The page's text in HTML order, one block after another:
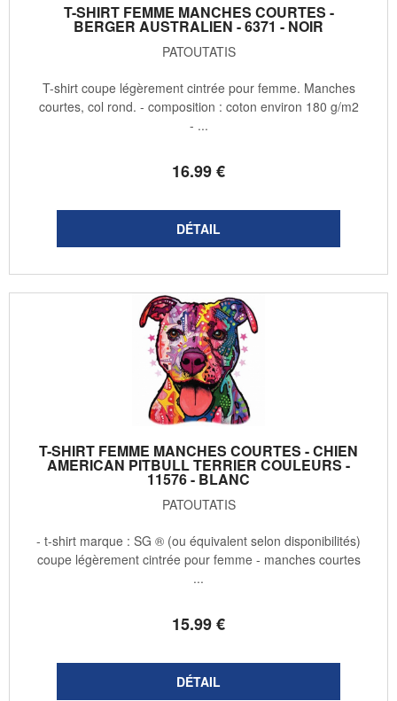
T-SHIRT FEMME MANCHES COURTES -
BERGER AUSTRALIEN - 6371 - NOIR
PATOUTATIS
16.99€
T-shirt coupe légèrement cintrée pour femme. Manches
courtes, col rond. - composition : coton environ 180 g/m2
- ...
T-SHIRT FEMME MANCHES COURTES - CHIEN
AMERICAN PITBULL TERRIER COULEURS -
11576 - BLANC
PATOUTATIS
15.99€
- t-shirt marque : SG ® (ou équivalent selon disponibilités)
coupe légèrement cintrée pour femme - manches courtes
...